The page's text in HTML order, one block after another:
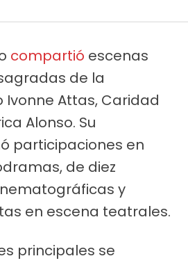
compartió escenas
de la
Attas, Caridad
Alonso. Su
participaciones en
de diez
y
en escena teatrales.
principales se